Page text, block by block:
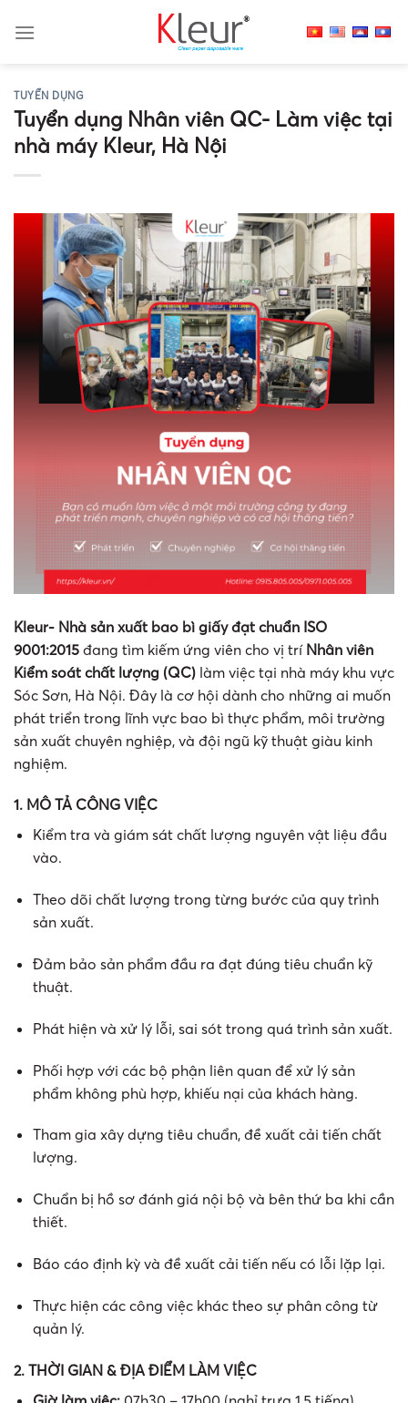
TUYỂN DỤNG
Tuyển dụng Nhân viên QC- Làm việc tại
nhà máy Kleur, Hà Nội
Kleur- Nhà sản xuất bao bì giấy đạt chuẩn ISO
9001:2015 đang tìm kiếm ứng viên cho vị trí Nhân viên
Kiểm soát chất lượng (QC) làm việc tại nhà máy khu vực
Sóc Sơn, Hà Nội. Đây là cơ hội dành cho những ai muốn
phát triển trong lĩnh vực bao bì thực phẩm, môi trường
sản xuất chuyên nghiệp, và đội ngũ kỹ thuật giàu kinh
nghiệm.
1. MÔ TẢ CÔNG VIỆC
Kiểm tra và giám sát chất lượng nguyên vật liệu đầu
vào.
Theo dõi chất lượng trong từng bước của quy trình
sản xuất.
Đảm bảo sản phẩm đầu ra đạt đúng tiêu chuẩn kỹ
thuật.
Phát hiện và xử lý lỗi, sai sót trong quá trình sản xuất.
Phối hợp với các bộ phận liên quan để xử lý sản
phẩm không phù hợp, khiếu nại của khách hàng.
Tham gia xây dựng tiêu chuẩn, đề xuất cải tiến chất
lượng.
Chuẩn bị hồ sơ đánh giá nội bộ và bên thứ ba khi cần
thiết.
Báo cáo định kỳ và đề xuất cải tiến nếu có lỗi lặp lại.
Thực hiện các công việc khác theo sự phân công từ
quản lý.
2. THỜI GIAN & ĐỊA ĐIỂM LÀM VIỆC